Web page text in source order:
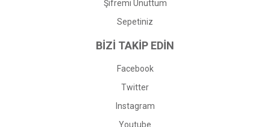
Şifremi Unuttum
Sepetiniz
BİZİ TAKİP EDİN
Facebook
Twitter
Instagram
Youtube